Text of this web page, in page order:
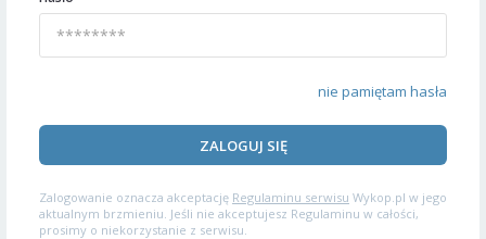
nie pamiętam hasła
ZALOGUJ SIĘ
Zalogowanie oznacza akceptację Regulaminu serwisu Wykop.pl w jego
aktualnym brzmieniu. Jeśli nie akceptujesz Regulaminu w całości,
prosimy o niekorzystanie z serwisu.